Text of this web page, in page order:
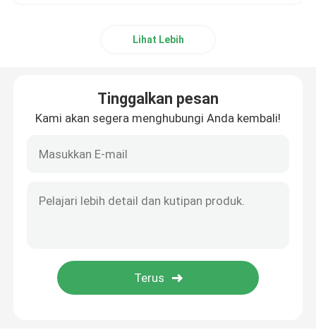
Lihat Lebih
Tinggalkan pesan
Kami akan segera menghubungi Anda kembali!